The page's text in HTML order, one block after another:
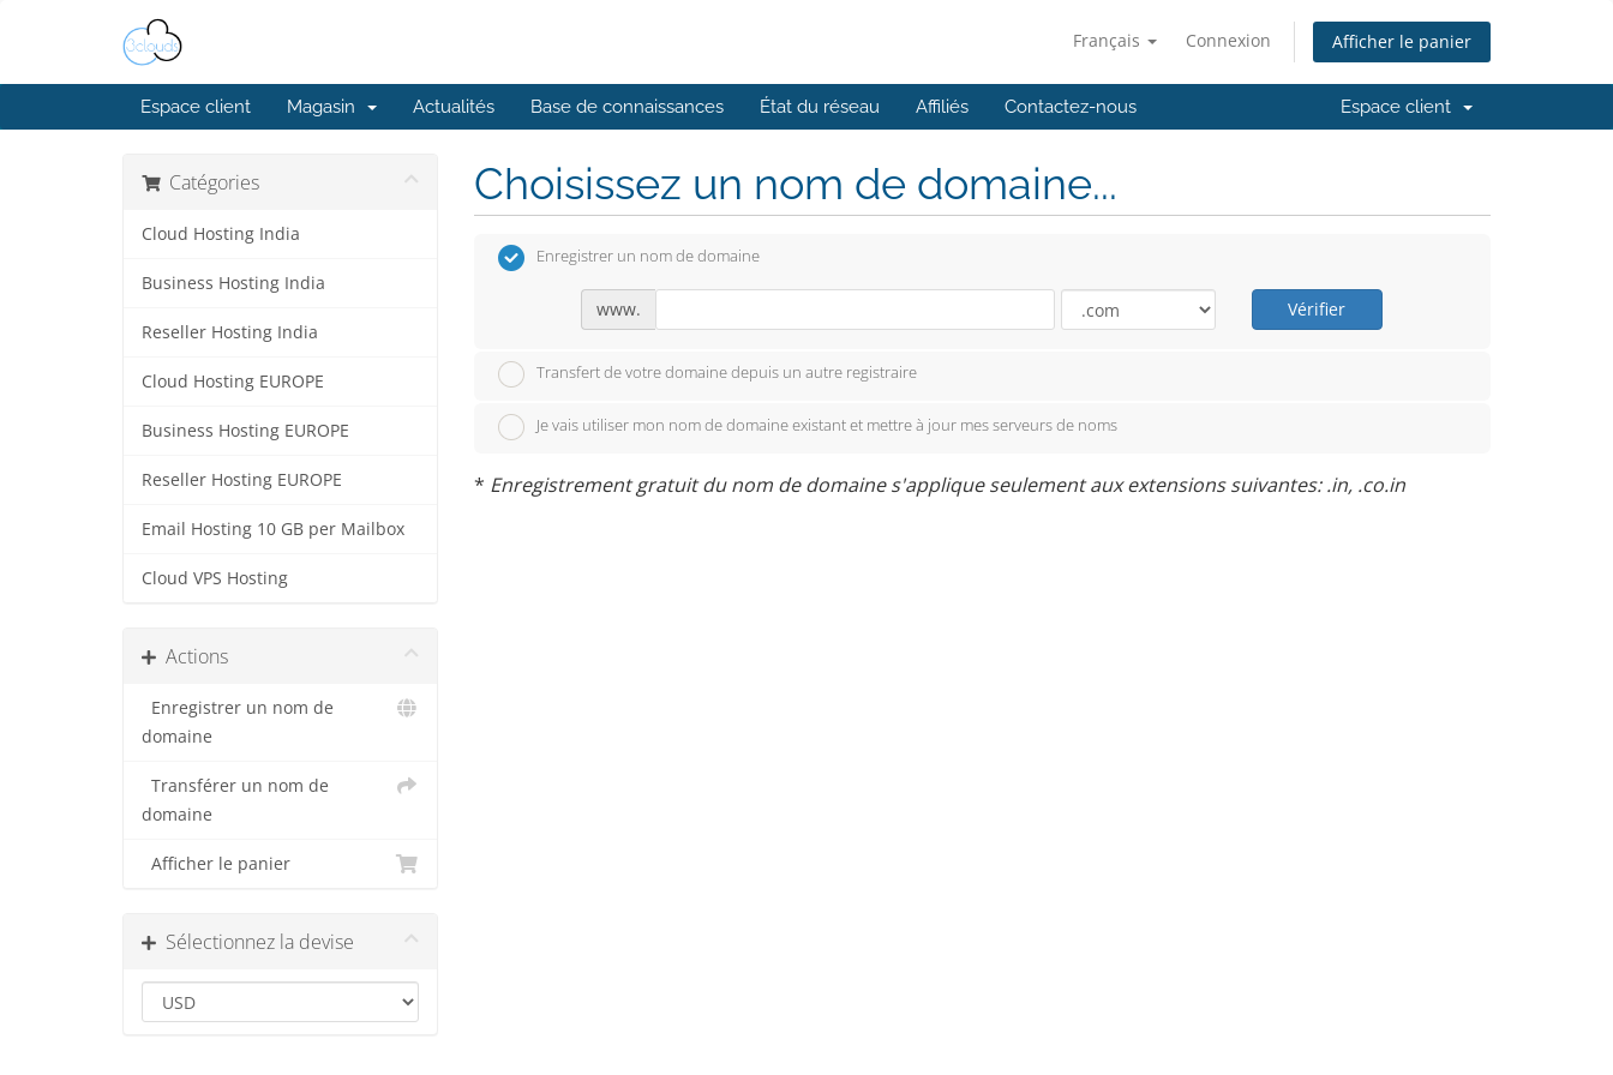
Français Connexion Afficher le panier
Espace client Magasin Actualités Base de connaissances État du réseau Affiliés Contactez-nous Espace client
Catégories
Cloud Hosting India
Business Hosting India
Reseller Hosting India
Cloud Hosting EUROPE
Business Hosting EUROPE
Reseller Hosting EUROPE
Email Hosting 10 GB per Mailbox
Cloud VPS Hosting
Actions
Enregistrer un nom de
domaine
Transférer un nom de
domaine
Afficher le panier
Sélectionnez la devise
Choisissez un nom de domaine...
Enregistrer un nom de domaine
www. Vérifier
Transfert de votre domaine depuis un autre registraire
Je vais utiliser mon nom de domaine existant et mettre à jour mes serveurs de noms
* Enregistrement gratuit du nom de domaine s'applique seulement aux extensions suivantes: .in, .co.in